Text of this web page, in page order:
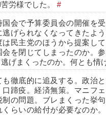
労様でした。 #
国会で予算委員会の開催を
逃げられなくなってきたよ
は民主党のほうから提案し
会を閉じてしまったのか。
逃げまくったのか。何とも情
も徹底的に追及する。政治
口蹄疫。経済無策。マニフ
制の問題。ブレまくった挙
くらいの給付が必要なのか